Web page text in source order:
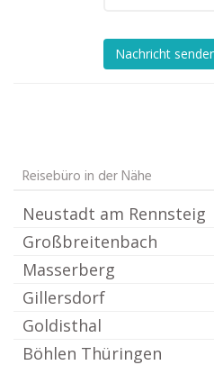
Nachricht
Reisebüro in der Nähe
Neustadt am Rennsteig
Großbreitenbach
Masserberg
Gillersdorf
Goldisthal
Böhlen Thüringen